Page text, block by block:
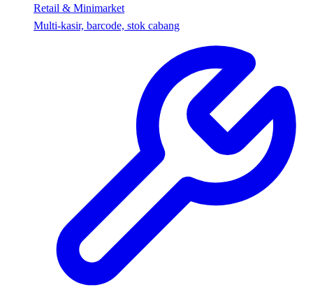
Retail & Minimarket
Multi-kasir, barcode, stok cabang